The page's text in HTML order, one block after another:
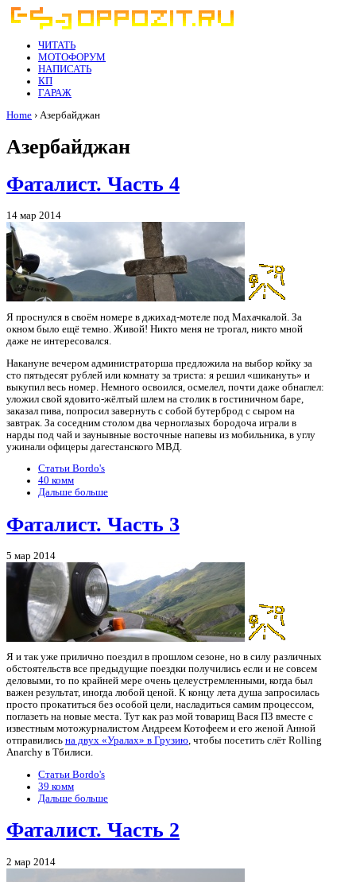
ЧИТАТЬ
МОТОФОРУМ
НАПИСАТЬ
КП
ГАРАЖ
Home › Азербайджан
Азербайджан
Фаталист. Часть 4
14 мар 2014
Я проснулся в своём номере в джихад-мотеле под Махачкалой. За
окном было ещё темно. Живой! Никто меня не трогал, никто мной
даже не интересовался.
Накануне вечером администраторша предложила на выбор койку за
сто пятьдесят рублей или комнату за триста: я решил «шикануть» и
выкупил весь номер. Немного освоился, осмелел, почти даже обнаглел:
уложил свой ядовито-жёлтый шлем на столик в гостиничном баре,
заказал пива, попросил завернуть с собой бутерброд с сыром на
завтрак. За соседним столом два черноглазых бородоча играли в
нарды под чай и заунывные восточные напевы из мобильника, в углу
ужинали офицеры дагестанского МВД.
Статьи Bordo's
40 комм
Дальше больше
Фаталист. Часть 3
5 мар 2014
Я и так уже прилично поездил в прошлом сезоне, но в силу различных
обстоятельств все предыдущие поездки получились если и не совсем
деловыми, то по крайней мере очень целеустремленными, когда был
важен результат, иногда любой ценой. К концу лета душа запросилась
просто прокатиться без особой цели, насладиться самим процессом,
поглазеть на новые места. Тут как раз мой товарищ Вася ПЗ вместе с
известным мотожурналистом Андреем Котофеем и его женой Анной
отправились на двух «Уралах» в Грузию, чтобы посетить слёт Rolling
Anarchy в Тбилиси.
Статьи Bordo's
39 комм
Дальше больше
Фаталист. Часть 2
2 мар 2014